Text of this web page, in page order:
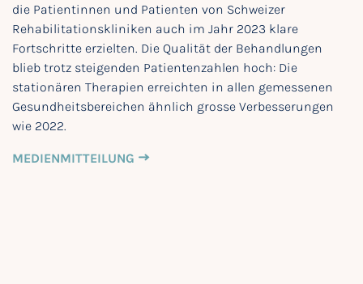
die Patientinnen und Patienten von Schweizer
Rehabilitationskliniken auch im Jahr 2023 klare
Fortschritte erzielten. Die Qualität der Behandlungen
blieb trotz steigenden Patientenzahlen hoch: Die
stationären Therapien erreichten in allen gemessenen
Gesundheitsbereichen ähnlich grosse Verbesserungen
wie 2022.
MEDIENMITTEILUNG